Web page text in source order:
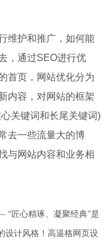
维护和推广，如何能
，通过SEO进行优
首页，网站优化分为
内容，对网站的框架
关键词和长尾关键词)
去一些流量大的博
与网站内容和业务相
匠心精琢、凝聚经典”是
设计风格！高逼格网页设